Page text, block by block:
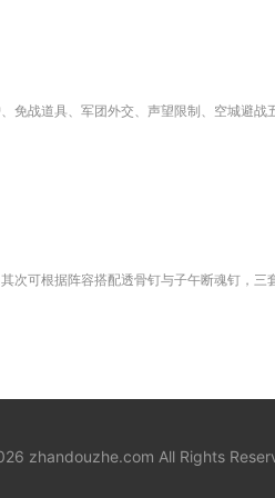
免战道具、军团外交、声望限制、空城避战
次可根据阵容搭配透骨钉与子午断魂钉，三
zhandouzhe.com All Rights